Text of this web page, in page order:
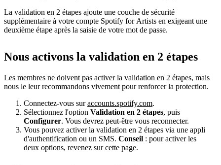
La validation en 2 étapes ajoute une couche de sécurité
supplémentaire à votre compte Spotify for Artists en exigeant une
deuxième étape après la saisie de votre mot de passe.
Nous activons la validation en 2 étapes
Les membres ne doivent pas activer la validation en 2 étapes, mais
nous le leur recommandons vivement pour renforcer la protection.
Connectez-vous suraccounts.spotify.com.
Sélectionnez l'option Validation en 2 étapes, puis
Configurer. Vous devrez peut-être vous reconnecter.
Vous pouvez activer la validation en 2 étapes via une appli
d'authentification ou un SMS. Conseil : pour activer les
deux options, revenez sur cette page.